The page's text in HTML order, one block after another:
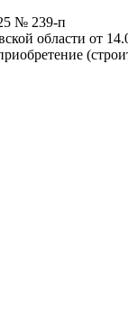
№ 239-п
области от